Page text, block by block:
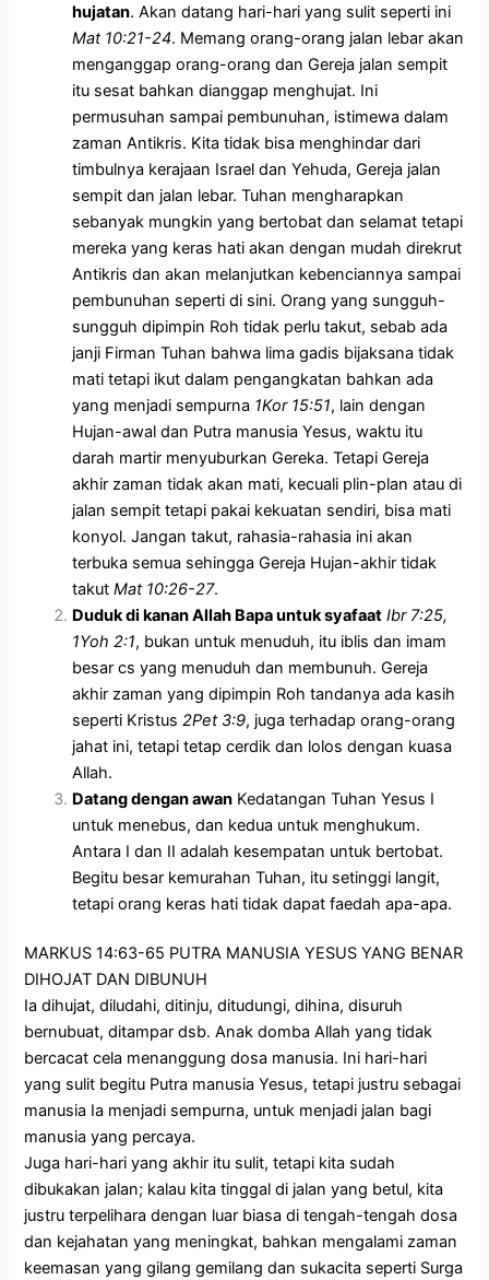
hujatan. Akan datang hari-hari yang sulit seperti ini
Mat 10:21-24. Memang orang-orang jalan lebar akan
menganggap orang-orang dan Gereja jalan sempit
itu sesat bahkan dianggap menghujat. Ini
permusuhan sampai pembunuhan, istimewa dalam
zaman Antikris. Kita tidak bisa menghindar dari
timbulnya kerajaan Israel dan Yehuda, Gereja jalan
sempit dan jalan lebar. Tuhan mengharapkan
sebanyak mungkin yang bertobat dan selamat tetapi
mereka yang keras hati akan dengan mudah direkrut
Antikris dan akan melanjutkan kebenciannya sampai
pembunuhan seperti di sini. Orang yang sungguh-
sungguh dipimpin Roh tidak perlu takut, sebab ada
janji Firman Tuhan bahwa lima gadis bijaksana tidak
mati tetapi ikut dalam pengangkatan bahkan ada
yang menjadi sempurna 1Kor 15:51, lain dengan
Hujan-awal dan Putra manusia Yesus, waktu itu
darah martir menyuburkan Gereka. Tetapi Gereja
akhir zaman tidak akan mati, kecuali plin-plan atau di
jalan sempit tetapi pakai kekuatan sendiri, bisa mati
konyol. Jangan takut, rahasia-rahasia ini akan
terbuka semua sehingga Gereja Hujan-akhir tidak
takutMat 10:26-27.
Duduk di kanan Allah Bapa untuk syafaat Ibr 7:25,
1Yoh 2:1, bukan untuk menuduh, itu iblis dan imam
besar cs yang menuduh dan membunuh. Gereja
akhir zaman yang dipimpin Roh tandanya ada kasih
seperti Kristus 2Pet 3:9, juga terhadap orang-orang
jahat ini, tetapi tetap cerdik dan lolos dengan kuasa
Allah.
Datang dengan awan Kedatangan Tuhan Yesus I
untuk menebus, dan kedua untuk menghukum.
Antara I dan II adalah kesempatan untuk bertobat.
Begitu besar kemurahan Tuhan, itu setinggi langit,
tetapi orang keras hati tidak dapat faedah apa-apa.
MARKUS 14:63-65 PUTRA MANUSIA YESUS YANG BENAR
DIHOJAT DAN DIBUNUH
Ia dihujat, diludahi, ditinju, ditudungi, dihina, disuruh
bernubuat, ditampar dsb. Anak domba Allah yang tidak
bercacat cela menanggung dosa manusia. Ini hari-hari
yang sulit begitu Putra manusia Yesus, tetapi justru sebagai
manusia Ia menjadi sempurna, untuk menjadi jalan bagi
manusia yang percaya.
Juga hari-hari yang akhir itu sulit, tetapi kita sudah
dibukakan jalan; kalau kita tinggal di jalan yang betul, kita
justru terpelihara dengan luar biasa di tengah-tengah dosa
dan kejahatan yang meningkat, bahkan mengalami zaman
keemasan yang gilang gemilang dan sukacita seperti Surga